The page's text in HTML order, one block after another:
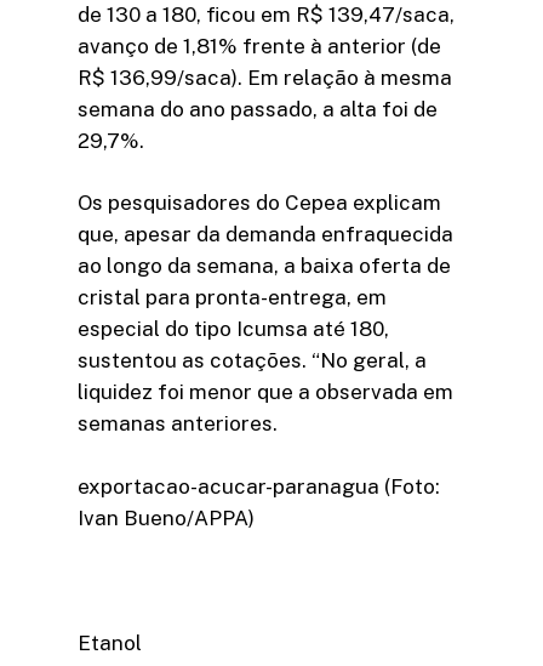
de 130 a 180, ficou em R$ 139,47/saca,
avanço de 1,81% frente à anterior (de
R$ 136,99/saca). Em relação à mesma
semana do ano passado, a alta foi de
29,7%.
Os pesquisadores do Cepea explicam
que, apesar da demanda enfraquecida
ao longo da semana, a baixa oferta de
cristal para pronta-entrega, em
especial do tipo Icumsa até 180,
sustentou as cotações. “No geral, a
liquidez foi menor que a observada em
semanas anteriores.
exportacao-acucar-paranagua (Foto:
Ivan Bueno/APPA)
Etanol